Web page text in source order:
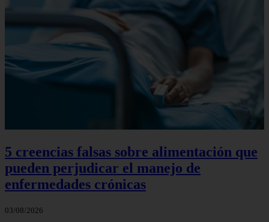
5 creencias falsas sobre alimentación que
pueden perjudicar el manejo de
enfermedades crónicas
03/08/2026